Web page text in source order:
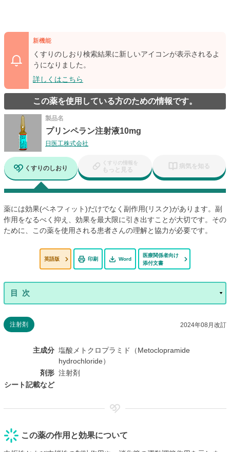
新機能
くすりのしおり検索結果に新しいアイコンが表示されるよ
うになりました。
詳しくはこちら
この薬を使用している方のための情報です。
製品名
プリンペラン注射液10mg
日医工株式会社
くすりのしおり
くすりの情報を
もっと見る 病気を知る
薬には効果(ベネフィット)だけでなく副作用(リスク)があります。副
作用をなるべく抑え、効果を最大限に引き出すことが大切です。その
ために、この薬を使用される患者さんの理解と協力が必要です。
英語版 印刷 Word
医療関係者向け
添付文書
注射剤 2024年08月改訂
主成分 塩酸メトクロプラミド（Metoclopramide
hydrochloride）
剤形 注射剤
シート記載など
この薬の作用と効果について